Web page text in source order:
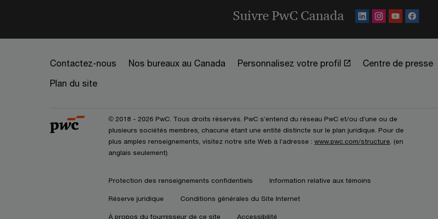
Suivre PwC Canada
Contactez-nous Nos bureaux au Canada Personnalisez votre profil Centre de presse
Plan du site
© 2018 - 2026 PwC. Tous droits réservés. PwC s’entend du réseau PwC et/ou d’une ou de
plusieurs sociétés membres, chacune étant une entité distincte sur le plan juridique. Pour de
plus amples renseignements, visitez notre site Web à l’adresse : www.pwc.com/structure . (en
anglais seulement)
Protection des renseignements confidentiels Information relative aux témoins
Réserve juridique Conditions générales du Site Internet
À propos du fournisseur de ce site Accessibilité